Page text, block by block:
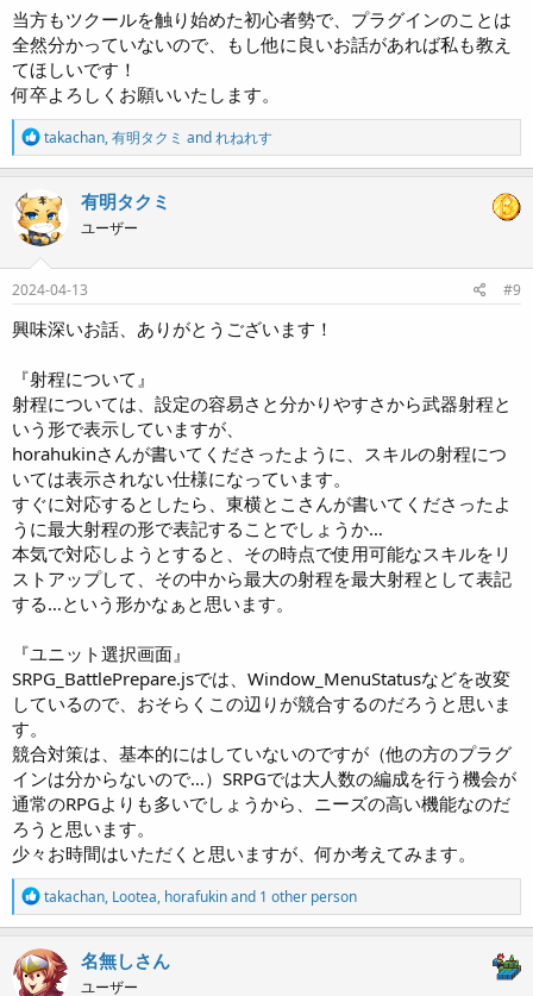
当方もツクールを触り始めた初心者勢で、プラグインのことは
全然分かっていないので、もし他に良いお話があれば私も教え
てほしいです！
何卒よろしくお願いいたします。
R
e
a
c
t
i
o
n
s
takachan,有明タクミ andれねれす
有明タクミ
ユーザー
2024-04-13 #9
興味深いお話、ありがとうございます！
『射程について』
射程については、設定の容易さと分かりやすさから武器射程と
いう形で表示していますが、
horahukinさんが書いてくださったように、スキルの射程につ
いては表示されない仕様になっています。
すぐに対応するとしたら、東横とこさんが書いてくださったよ
うに最大射程の形で表記することでしょうか…
本気で対応しようとすると、その時点で使用可能なスキルをリ
ストアップして、その中から最大の射程を最大射程として表記
する…という形かなぁと思います。
『ユニット選択画面』
SRPG_BattlePrepare.jsでは、Window_MenuStatusなどを改変
しているので、おそらくこの辺りが競合するのだろうと思いま
す。
競合対策は、基本的にはしていないのですが（他の方のプラグ
インは分からないので…）SRPGでは大人数の編成を行う機会が
通常のRPGよりも多いでしょうから、ニーズの高い機能なのだ
ろうと思います。
少々お時間はいただくと思いますが、何か考えてみます。
R
e
a
c
t
i
takachan, Lootea, horafukinand 1 other person
名無しさん
ユーザー